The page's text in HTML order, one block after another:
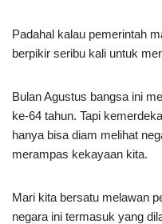
Padahal kalau pemerintah
berpikir seribu kali untuk
Bulan Agustus bangsa ini
ke-64 tahun. Tapi
hanya bisa diam melihat
merampas kekayaan kita.
Mari kita bersatu melawan
negara ini termasuk yang